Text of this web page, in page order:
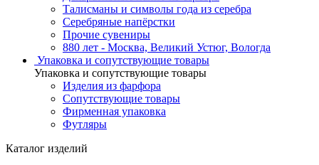
Талисманы и символы года из серебра
Серебряные напёрстки
Прочие сувениры
880 лет - Москва, Великий Устюг, Вологда
Упаковка и сопутствующие товары
Упаковка и сопутствующие товары
Изделия из фарфора
Сопутствующие товары
Фирменная упаковка
Футляры
Каталог изделий